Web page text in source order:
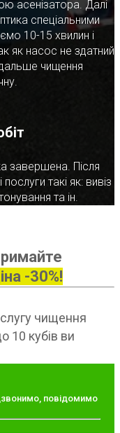
асенізатора. Далі
спеціальними
10-15 хвилин і
як насос не здатний
чищення
завершена. Після
такі як: вивіз
та ін.
-30%!
чищення
10 кубів ви
повідомимо